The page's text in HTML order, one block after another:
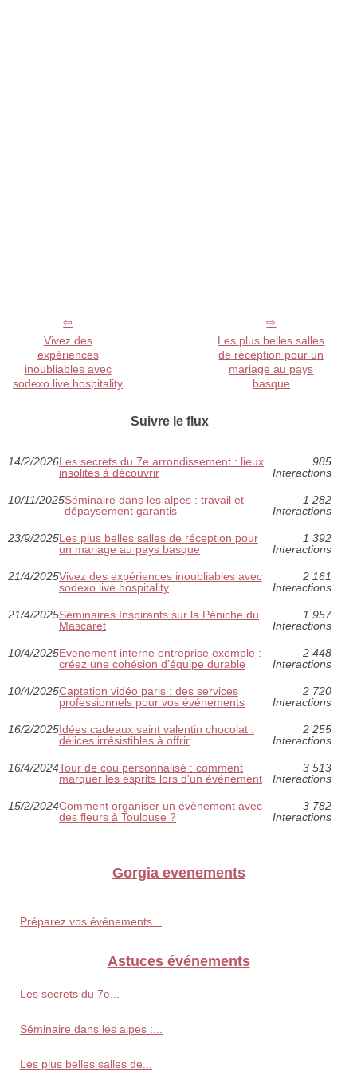
Vivez des
expériences
inoubliables avec
sodexo live hospitality
Les plus belles salles
de réception pour un
mariage au pays
basque
Suivre le flux
14/2/2026Les secrets du 7e arrondissement : lieux
insolites à découvrir
985
Interactions
10/11/2025Séminaire dans les alpes : travail et
dépaysement garantis
1 282
Interactions
23/9/2025Les plus belles salles de réception pour
un mariage au pays basque
1 392
Interactions
21/4/2025Vivez des expériences inoubliables avec
sodexo live hospitality
2 161
Interactions
21/4/2025Séminaires Inspirants sur la Péniche du
Mascaret
1 957
Interactions
10/4/2025Evenement interne entreprise exemple :
créez une cohésion d’équipe durable
2 448
Interactions
10/4/2025Captation vidéo paris : des services
professionnels pour vos événements
2 720
Interactions
16/2/2025Idées cadeaux saint valentin chocolat :
délices irrésistibles à offrir
2 255
Interactions
16/4/2024Tour de cou personnalisé : comment
marquer les esprits lors d'un événement
3 513
Interactions
15/2/2024Comment organiser un évènement avec
des fleurs à Toulouse ?
3 782
Interactions
Gorgia evenements
Préparez vos événements...
Astuces événements
Les secrets du 7e...
Séminaire dans les alpes :...
Les plus belles salles de...